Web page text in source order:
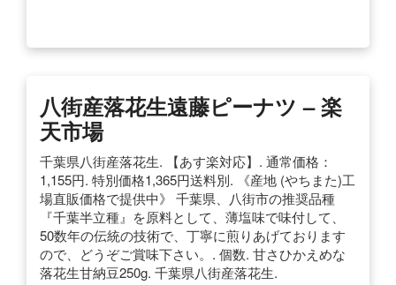
八街産落花生遠藤ピーナツ – 楽
天市場
千葉県八街産落花生. 【あす楽対応】. 通常価格：
1,155円. 特別価格1,365円送料別. 《産地 (やちまた)工
場直販価格で提供中》 千葉県、八街市の推奨品種
『千葉半立種』を原料として、薄塩味で味付して、
50数年の伝統の技術で、丁寧に煎りあげております
ので、どうぞご賞味下さい。. 個数. 甘さひかえめな
落花生甘納豆250g. 千葉県八街産落花生.